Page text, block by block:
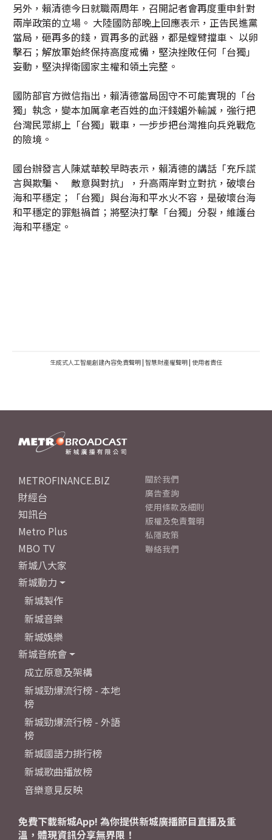
另外，賴清德今日就職兩周年，召開記者會再度重申針對
兩岸政策的立場。 大陸國防部晚上回應表示，正告民進黨
當局，砸再多的錢，買再多的武器，都是螳臂擋車、 以卵
擊石；解放軍始終保持高度戒備，堅決挫敗任何「台獨」
妄動，堅決捍衛國家主權和領土完整。
國防部官方微信指出，賴清德當局固守不可能實現的「台
獨」執念，變本加厲拿老百姓的血汗錢媚外輸誠，強行把
台灣民眾綁上「台獨」戰車，一步步把台灣推向兵兇戰危
的險境。
國台辦發言人陳斌華較早時表示，賴清德的講話「充斥謊
言與欺騙、 敵意與對抗」，升高兩岸對立對抗，破壞台
海和平穩定；「台獨」與台海和平水火不容，是破壞台海
和平穩定的罪魁禍首；將堅決打擊「台獨」分裂，維護台
海和平穩定。
生成式人工智能創建內容免責聲明 | 智慧財產權聲明 | 使用者責任
METROFINANCE.BIZ
財經台
知訊台
Metro Plus
MBO TV
新城八大家
新城動力
新城製作
新城音樂
新城娛樂
新城音統會
成立原意及架構
新城勁爆流行榜 - 本地
榜
新城勁爆流行榜 - 外語
榜
新城國語力排行榜
新城歌曲播放榜
音樂意見反映
關於我們
廣告查詢
使用條款及細則
版權及免責聲明
私隱政策
聯絡我們
免費下載新城App! 為你提供新城廣播節目直播及重
溫，體現資訊分享無界限！